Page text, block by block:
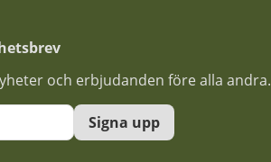
och erbjudanden före alla andra.
Signa upp